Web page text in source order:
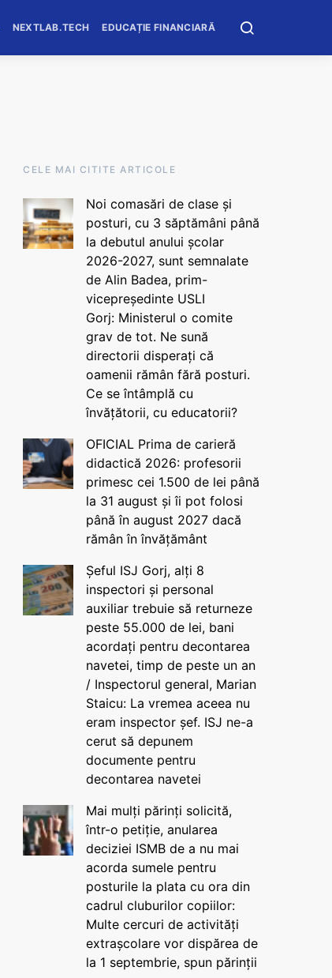
NEXTLAB.TECH EDUCAȚIE FINANCIARĂ
CELE MAI CITITE ARTICOLE
Noi comasări de clase și
posturi, cu 3 săptămâni până
la debutul anului școlar
2026-2027, sunt semnalate
de Alin Badea, prim-
vicepreședinte USLI
Gorj: Ministerul o comite
grav de tot. Ne sună
directorii disperați că
oamenii rămân fără posturi.
Ce se întâmplă cu
învățătorii, cu educatorii?
OFICIAL Prima de carieră
didactică 2026: profesorii
primesc cei 1.500 de lei până
la 31 august și îi pot folosi
până în august 2027 dacă
rămân în învățământ
Șeful ISJ Gorj, alți 8
inspectori și personal
auxiliar trebuie să returneze
peste 55.000 de lei, bani
acordați pentru decontarea
navetei, timp de peste un an
/ Inspectorul general, Marian
Staicu: La vremea aceea nu
eram inspector șef. ISJ ne-a
cerut să depunem
documente pentru
decontarea navetei
Mai mulți părinți solicită,
într-o petiție, anularea
deciziei ISMB de a nu mai
acorda sumele pentru
posturile la plata cu ora din
cadrul cluburilor copiilor:
Multe cercuri de activități
extrașcolare vor dispărea de
la 1 septembrie, spun părinții